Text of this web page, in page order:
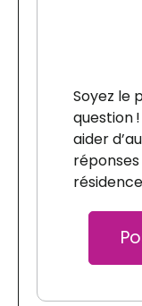
Soyez le
question
aider